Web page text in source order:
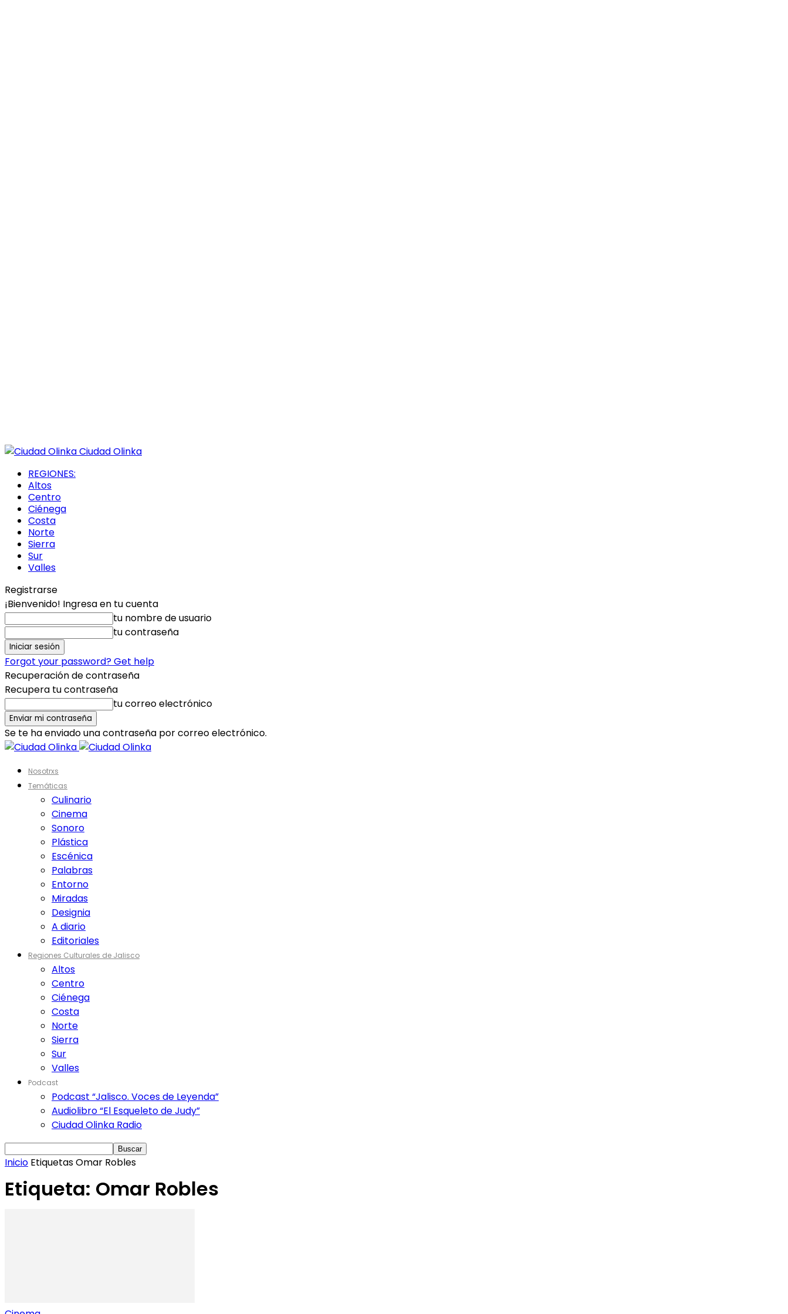
Ciudad Olinka
REGIONES:
Altos
Centro
Ciénega
Costa
Norte
Sierra
Sur
Valles
Registrarse
¡Bienvenido! Ingresa en tu cuenta
tu nombre de usuario
tu contraseña
Forgot your password? Get help
Recuperación de contraseña
Recupera tu contraseña
tu correo electrónico
Se te ha enviado una contraseña por correo electrónico.
Nosotrxs
Temáticas
Culinario
Cinema
Sonoro
Plástica
Escénica
Palabras
Entorno
Miradas
Designia
A diario
Editoriales
Regiones Culturales de Jalisco
Altos
Centro
Ciénega
Costa
Norte
Sierra
Sur
Valles
Podcast
Podcast “Jalisco. Voces de Leyenda”
Audiolibro “El Esqueleto de Judy”
Ciudad Olinka Radio
Inicio EtiquetasOmar Robles
Etiqueta: Omar Robles